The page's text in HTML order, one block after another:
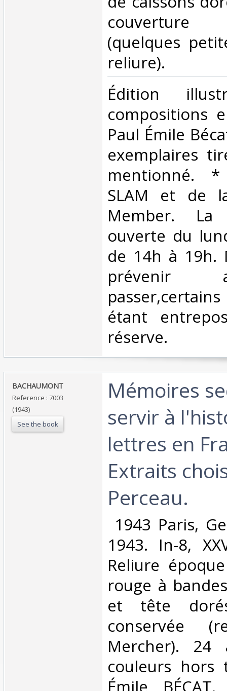
couverture
(quelques
reliure). ‎
‎Édition
compositions
Paul Émile
exemplaires
mentionné.
SLAM et de
Member.
ouverte du
de 14h à 19h.
prévenir
étant
réserve. ‎
‎BACHAUMONT‎
Reference : 7003
(1943)
See the book
‎Mémoires
servir à
lettres en
Extraits
Perceau.‎
1943 Paris,
1943. In-8,
Reliure
rouge à
et tête
conservée
Mercher). 24
couleurs hors
Émile